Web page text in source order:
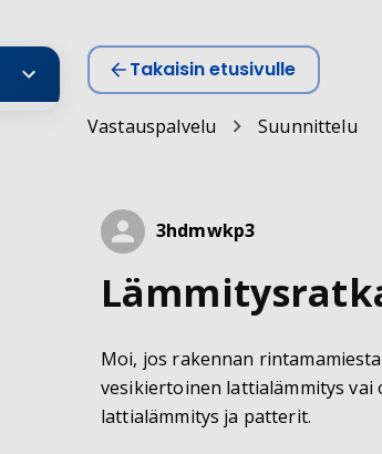
Takaisin etusivulle
Vastauspalvelu Suunnittelu
3hdmwkp3
Moi, jos rakennan
vesikiertoinen lattialämmitys vai
lattialämmitys ja patterit.